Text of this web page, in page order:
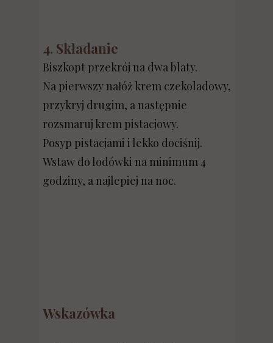
4. Składanie
Biszkopt przekrój na dwa blaty.
Na pierwszy nałóż krem czekoladowy,
przykryj drugim, a następnie
rozsmaruj krem pistacjowy.
Posyp pistacjami i lekko dociśnij.
Wstaw do lodówki na minimum 4
godziny, a najlepiej na noc.
Wskazówka